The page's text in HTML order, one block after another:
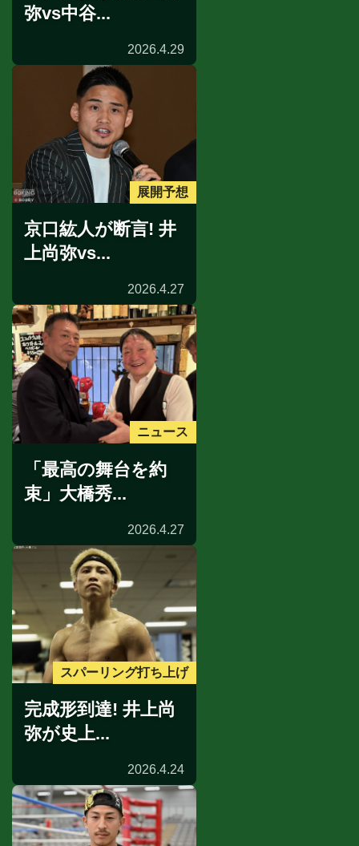
弥vs中谷...
2026.4.29
展開予想
京口紘人が断言! 井
上尚弥vs...
2026.4.27
ニュース
「最高の舞台を約
束」大橋秀...
2026.4.27
スパーリング打ち上げ
完成形到達! 井上尚
弥が史上...
2026.4.24